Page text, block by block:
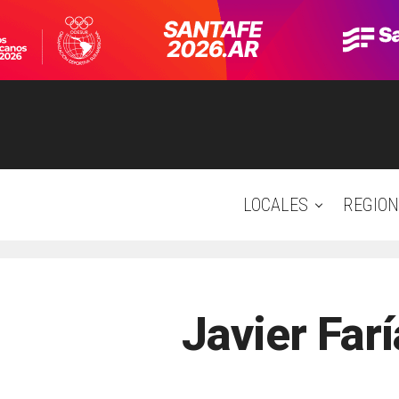
LOCALES
Javier